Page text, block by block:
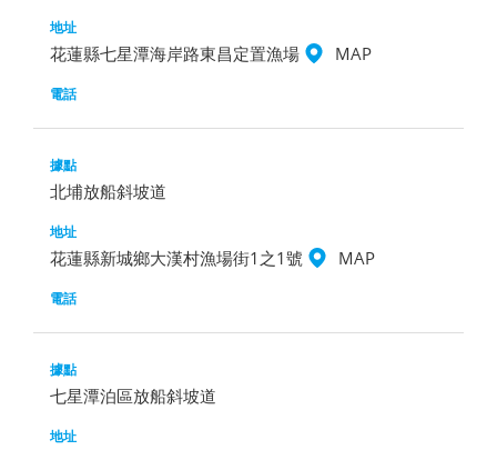
花蓮縣七星潭海岸路東昌定置漁場 MAP
北埔放船斜坡道
花蓮縣新城鄉大漢村漁場街1之1號 MAP
七星潭泊區放船斜坡道